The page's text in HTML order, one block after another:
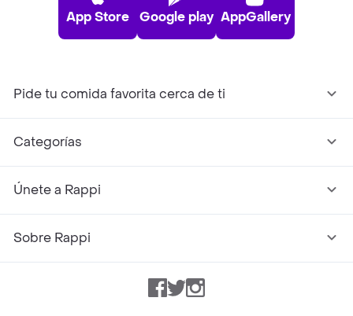
App Store Google play AppGallery
Pide tu comida favorita cerca de ti
Categorías
Únete a Rappi
Sobre Rappi
Facebook
TwitterInstagram